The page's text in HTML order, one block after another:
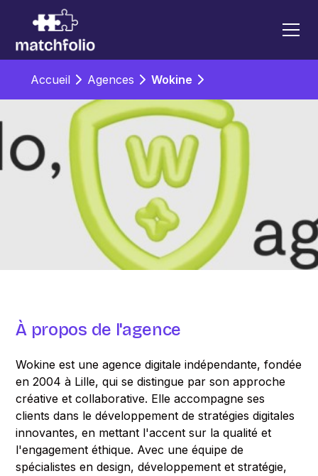
Accueil Agences Wokine
À propos de l'agence
Wokine est une agence digitale indépendante, fondée
en 2004 à Lille, qui se distingue par son approche
créative et collaborative. Elle accompagne ses
clients dans le développement de stratégies digitales
innovantes, en mettant l'accent sur la qualité et
l'engagement éthique. Avec une équipe de
spécialistes en design, développement et stratégie,